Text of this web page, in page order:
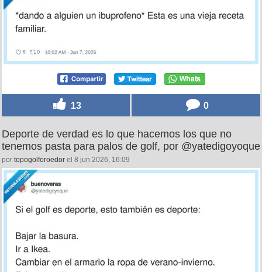
13 0
Deporte de verdad es lo que hacemos los que no
tenemos pasta para palos de golf, por @yatedigoyoque
por topogolforoedor el 8 jun 2026, 16:09